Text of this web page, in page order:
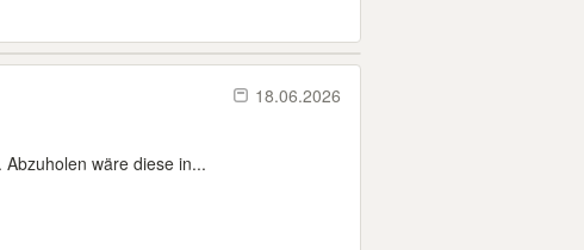
18.06.2026
wäre diese in...